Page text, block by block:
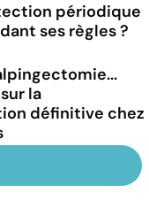
périodique
ses règles ?
la
définitive chez